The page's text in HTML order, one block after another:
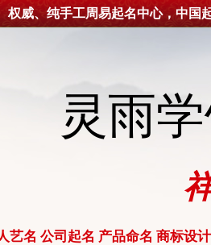
威、纯手工周易起名中心，中国
灵雨
艺名 公司起名 产品命名 商标设计